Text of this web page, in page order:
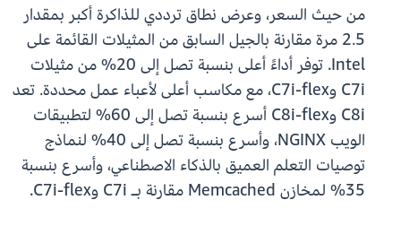
من حيث السعر، وعرض نطاق ترددي للذاكرة أكبر بمقدار
2.5 مرة مقارنة بالجيل السابق من المثيلات القائمة على
Intel. توفر أداءً أعلى بنسبة تصل إلى 20% من مثيلات
C7i وC7i-flex، مع مكاسب أعلى لأعباء عمل محددة. تعد
C8i وC8i-flex أسرع بنسبة تصل إلى 60% لتطبيقات
الويب NGINX، وأسرع بنسبة تصل إلى 40% لنماذج
توصيات التعلم العميق بالذكاء الاصطناعي، وأسرع بنسبة
35% لمخازن Memcached مقارنة بـ C7i وC7i-flex.